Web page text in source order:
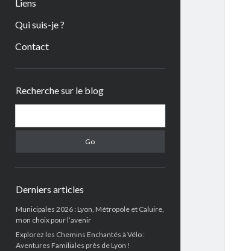
Liens
Qui suis-je ?
Contact
Recherche sur le blog
Derniers articles
Municipales 2026 : Lyon, Métropole et Caluire,
mon choix pour l’avenir
Explorez les Chemins Enchantés à Vélo :
Aventures Familiales près de Lyon !